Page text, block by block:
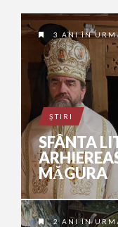
3 ANI ÎN
ŞTIRI
SFÂNTA
MĂGURA
2 ANI ÎN